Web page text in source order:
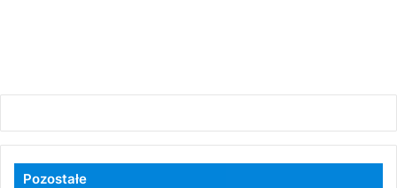
Pozostałe